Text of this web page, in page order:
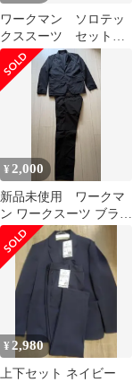
ワークマン ソロテッ
クススーツ セットア
ップ Lサイズ
¥ 2,000
新品未使用 ワークマ
ン ワークスーツ ブラッ
ク セットアップ ポケ
ッタブル
¥ 2,980
上下セット ネイビー